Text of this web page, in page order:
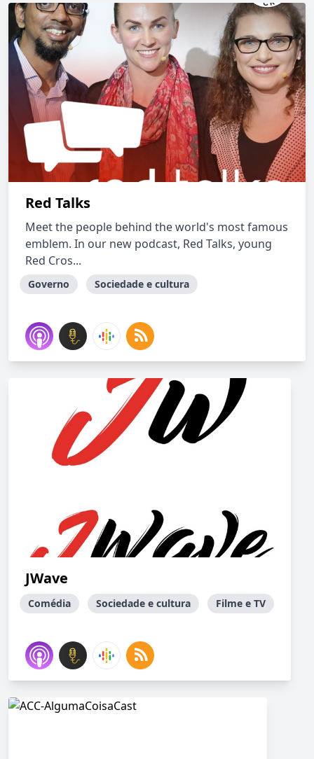
Red Talks
Meet the people behind the world's most famous
emblem. In our new podcast, Red Talks, young
Red Cros...
Governo Sociedade e cultura
JWave
Comédia Sociedade e cultura Filme e TV